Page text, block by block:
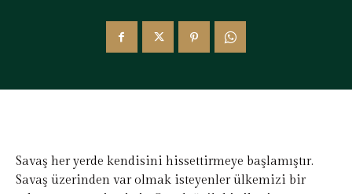
Savaş her yerde kendisini hissettirmeye başlamıştır.
Savaş üzerinden var olmak isteyenler ülkemizi bir